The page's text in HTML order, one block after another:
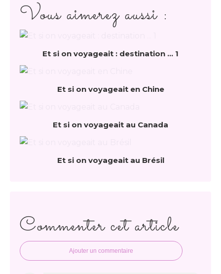
Vous aimerez aussi :
Et si on voyageait : destination ... 1
Et si on voyageait en Chine
Et si on voyageait au Canada
Et si on voyageait au Brésil
Commenter cet article
Ajouter un commentaire